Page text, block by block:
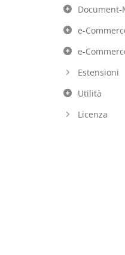
e-
e-
Estensioni
Utilità
Licenza